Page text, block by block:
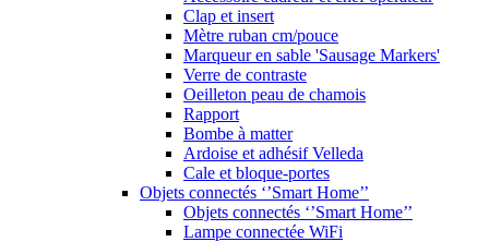
Clap et insert
Mètre ruban cm/pouce
Marqueur en sable 'Sausage Markers'
Verre de contraste
Oeilleton peau de chamois
Rapport
Bombe à matter
Ardoise et adhésif Velleda
Cale et bloque-portes
Objets connectés ‘’Smart Home’’
Objets connectés ‘’Smart Home’’
Lampe connectée WiFi